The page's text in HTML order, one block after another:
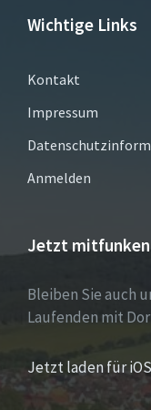
Wichtige Links
Kontakt
Impressum
Anmelden
Jetzt
Bleiben Sie auch
Laufenden mit
Jetzt laden für